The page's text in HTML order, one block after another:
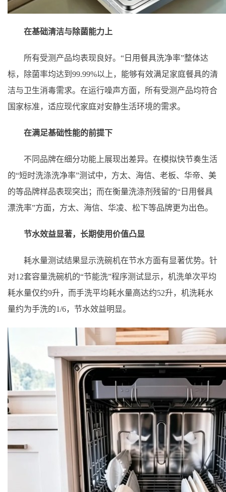
在基础清洁与除菌能力上
所有受测产品均表现良好。“日用餐具洗净率”整体达
标，除菌率均达到99.99%以上，能够有效满足家庭餐具的清
洁与卫生消毒需求。在运行噪声方面，所有受测产品均符合
国家标准，适应现代家庭对安静生活环境的需求。
在满足基础性能的前提下
不同品牌在细分功能上展现出差异。在模拟快节奏生活
的“短时洗涤洗净率”测试中，方太、海信、老板、华帝、美
的等品牌样品表现突出；而在衡量洗涤剂残留的“日用餐具
漂洗率”方面，方太、海信、华凌、松下等品牌更为出色。
节水效益显著，长期使用价值凸显
耗水量测试结果显示洗碗机在节水方面有显著优势。针
对12套容量洗碗机的“节能洗”程序测试显示，机洗单次平均
耗水量仅约9升，而手洗平均耗水量高达约52升，机洗耗水
量约为手洗的1/6，节水效益明显。